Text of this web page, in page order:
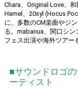
Chara、Original Love、
Hamel、20syl (Hocus
に、多数のCM楽曲やジ
る。mabanua、関口シ
フェス出演や海外ツアー
■サウンドロゴ
ーティスト